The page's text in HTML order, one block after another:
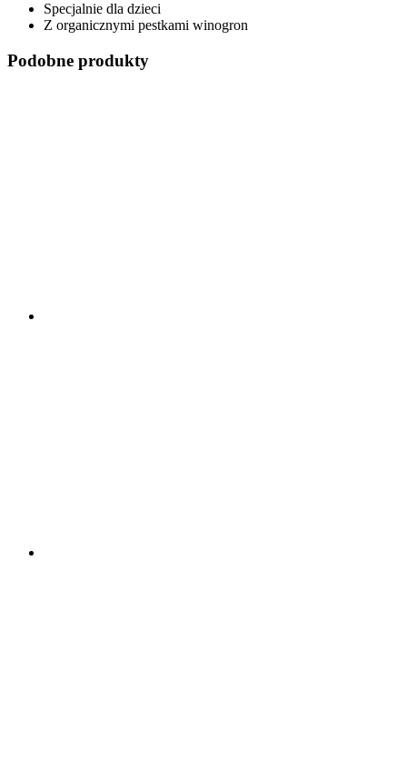
Specjalnie dla dzieci
Z organicznymi pestkami winogron
Podobne produkty